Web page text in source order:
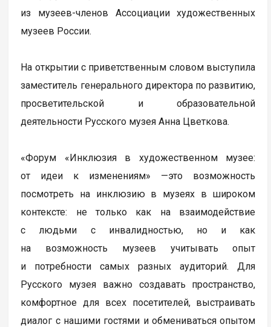
из музеев-членов Ассоциации художественных
музеев России.
На открытии с приветственным словом выступила
заместитель генерального директора по развитию,
просветительской и образовательной
деятельности Русского музея Анна Цветкова.
«Форум «Инклюзия в художественном музее:
от идеи к изменениям» —это возможность
посмотреть на инклюзию в музеях в широком
контексте: не только как на взаимодействие
с людьми с инвалидностью, но и как
на возможность музеев учитывать опыт
и потребности самых разных аудиторий. Для
Русского музея важно создавать пространство,
комфортное для всех посетителей, выстраивать
диалог с нашими гостями и обмениваться опытом